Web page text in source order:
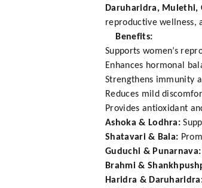
Daruharidra, Mulethi,
reproductive wellness,
Benefits:
Supports women’s
Enhances hormonal
Strengthens immunity
Reduces mild
Provides antioxidant
Ashoka & Lodhra:
Shatavari & Bala:
Guduchi & Punarnava:
Brahmi &
Haridra &